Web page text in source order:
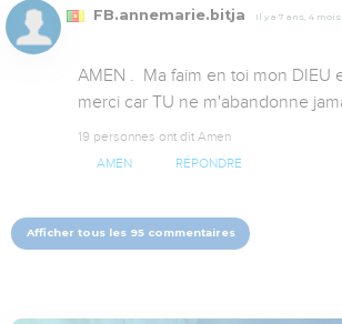
FB.annemarie.bitja Il y a 7 ans, 4 mois
AMEN .  Ma faim en toi mon DIEU
merci car TU ne m'abandonne
19 personnes ont dit Amen
AMEN RÉPONDRE
Afficher tous les 95 commentaires